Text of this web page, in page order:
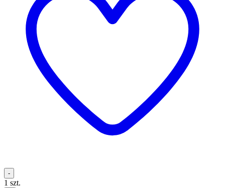
-
1 szt.